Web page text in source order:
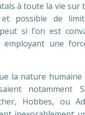
à toute la vie sur
et possible de
si l’on est
employant une
la nature
notamment
Hobbes, ou